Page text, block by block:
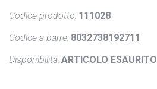
Codice prodotto: 111028
Codice a barre: 8032738192711
Disponibilità:ARTICOLO ESAURITO